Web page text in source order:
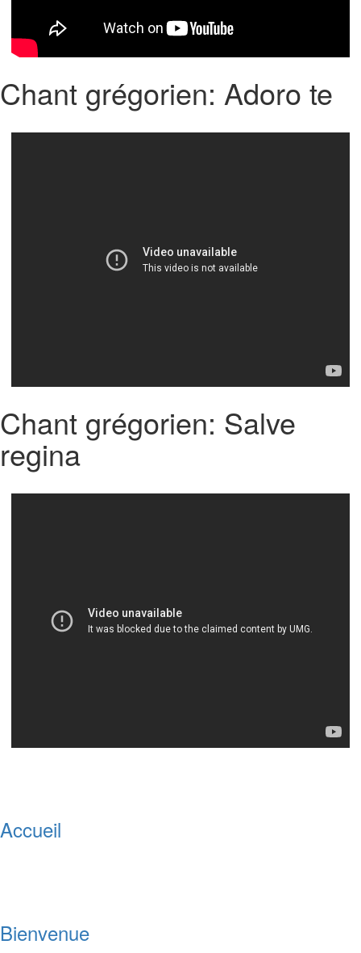
Chant grégorien: Adoro te
Chant grégorien: Salve
regina
Accueil
Bienvenue